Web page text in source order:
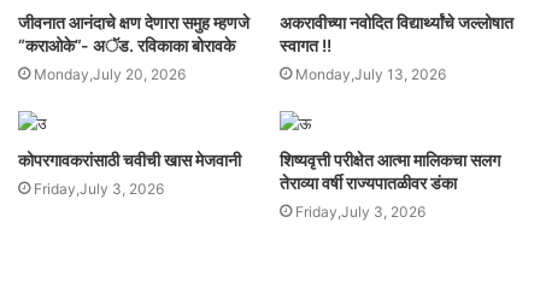
जीवनात आनंदाचे क्षण देणारा समुह म्हणजे
“कराओके”- अॅड. रविकाका बोरावके
Monday,July 20, 2026
अकरावीच्या नवोदित विद्यार्थ्यांचे जल्लोषात
स्वागत !!
Monday,July 13, 2026
कोपरगावकरांसाठी चवीची खास मेजवानी
Friday,July 3, 2026
शिष्यवृत्ती परीक्षेत आत्मा मालिकचा सलग
तेराव्या वर्षी राज्यपातळीवर डंका
Friday,July 3, 2026